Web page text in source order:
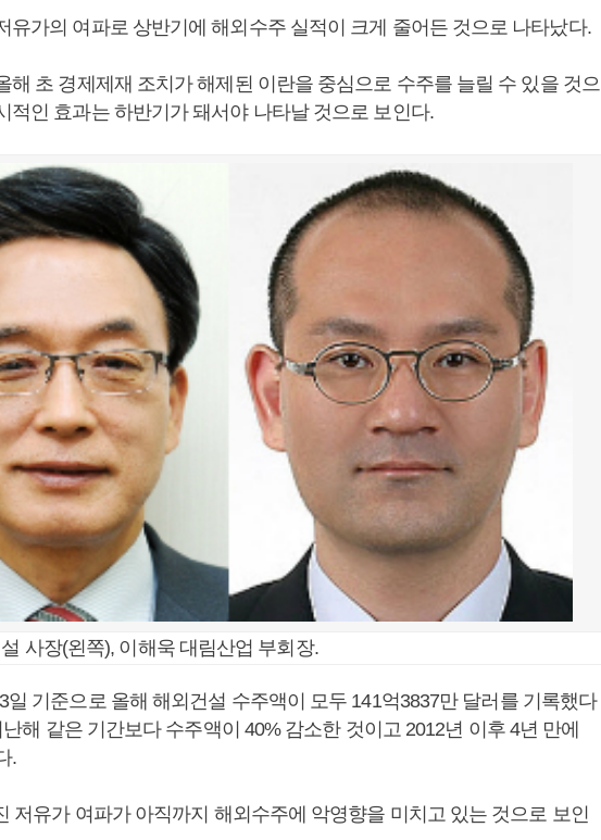
유가의 여파로 상반기에 해외수주 실적이 크게 줄어든 것으로 나타났다.
해 초 경제제재 조치가 해제된 이란을 중심으로 수주를 늘릴 수 있을 것으
적인 효과는 하반기가 돼서야 나타날 것으로 보인다.
사장(왼쪽), 이해욱 대림산업 부회장.
일 기준으로 올해 해외건설 수주액이 모두 141억3837만 달러를 기록했다
해 같은 기간보다 수주액이 40% 감소한 것이고 2012년 이후 4년 만에
.
저유가 여파가 아직까지 해외수주에 악영향을 미치고 있는 것으로 보인